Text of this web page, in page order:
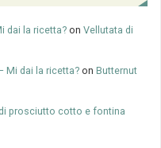
dai la ricetta? onVellutata di
Mi dai la ricetta? onButternut
prosciutto cotto e fontina